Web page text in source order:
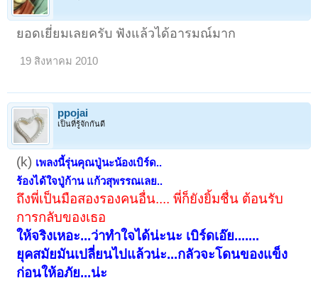
ยอดเยี่ยมเลยครับ ฟังแล้วได้อารมณ์มาก
19 สิงหาคม 2010
ppojai
เป็นที่รู้จักกันดี
(k) เพลงนี้รุ่นคุณปู่นะน้องเบิร์ด..
ร้องได้ใจปู่ก้าน แก้วสุพรรณเลย..
ถึงพี่เป็นมือสองรองคนอื่น.... พี่ก็ยังยิ้มชื่น ต้อนรับ
การกลับของเธอ
ให้จริงเหอะ...ว่าทำใจได้น่ะนะ เบิร์ดเอ๊ย.......
ยุคสมัยมันเปลี่ยนไปแล้วน่ะ...กลัวจะโดนของแข็ง
ก่อนให้อภัย...น่ะ